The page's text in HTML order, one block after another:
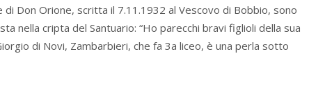
di Don Orione, scritta il 7.11.1932 al Vescovo di Bobbio, sono
nella cripta del Santuario: “Ho parecchi bravi figlioli della sua
di Novi, Zambarbieri, che fa 3a liceo, è una perla sotto